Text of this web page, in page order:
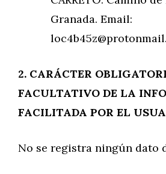
Granada. Email:
2. CARÁCTER
FACULTATIVO DE LA
FACILITADA POR EL
No se registra ningún dato